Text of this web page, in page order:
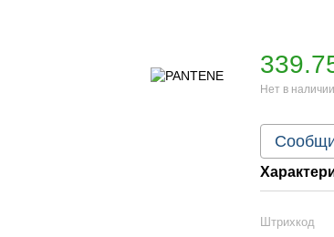
Нет в наличии
Штрихкод